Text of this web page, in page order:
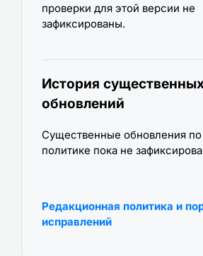
проверки для этой версии не
зафиксированы.
История
обновлений
Существенные обновления по
политике пока не
Редакционная политика и
исправлений